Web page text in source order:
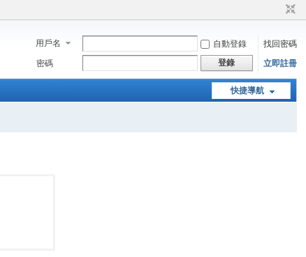
用戶名 自動登錄
找回密碼
密碼
登錄 立即註冊
快捷導航